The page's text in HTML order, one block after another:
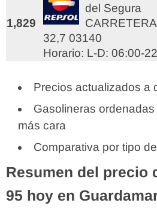
1,829
del Segura
32,7 03140
Horario: L-D: 06:00-
Precios actualizados a
Gasolineras
más cara
Comparativa por tipo
Resumen del precio
95 hoy en